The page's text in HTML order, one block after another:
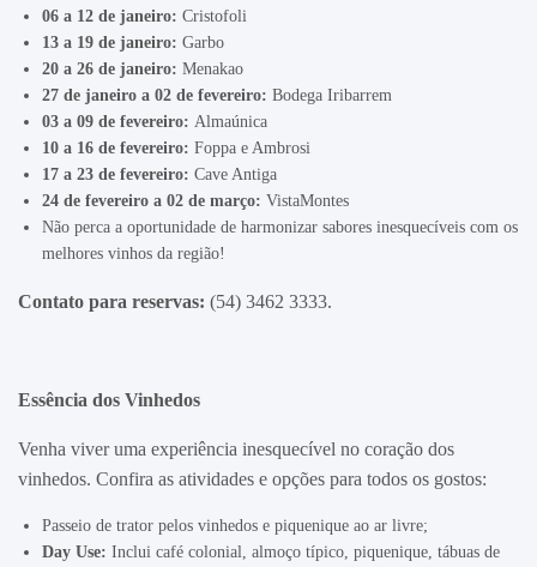
06 a 12 de janeiro: Cristofoli
13 a 19 de janeiro: Garbo
20 a 26 de janeiro: Menakao
27 de janeiro a 02 de fevereiro: Bodega Iribarrem
03 a 09 de fevereiro: Almaúnica
10 a 16 de fevereiro: Foppa e Ambrosi
17 a 23 de fevereiro: Cave Antiga
24 de fevereiro a 02 de março: VistaMontes
Não perca a oportunidade de harmonizar sabores inesquecíveis com os
melhores vinhos da região!
Contato para reservas: (54) 3462 3333.
Essência dos Vinhedos
Venha viver uma experiência inesquecível no coração dos
vinhedos. Confira as atividades e opções para todos os gostos:
Passeio de trator pelos vinhedos e piquenique ao ar livre;
Day Use: Inclui café colonial, almoço típico, piquenique, tábuas de